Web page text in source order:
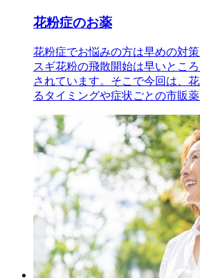
花粉症のお薬
花粉症でお悩みの方は早めの対
スギ花粉の飛散開始は早いとこ
されています。そこで今回は、
るタイミングや症状ごとの市販薬